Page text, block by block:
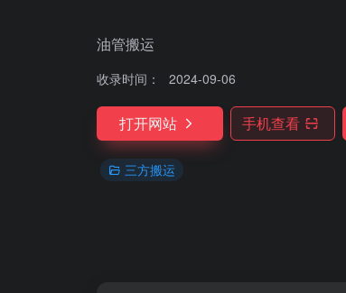
油管搬运
收录时间： 2024-09-06
打开网站 手机查看
三方搬运